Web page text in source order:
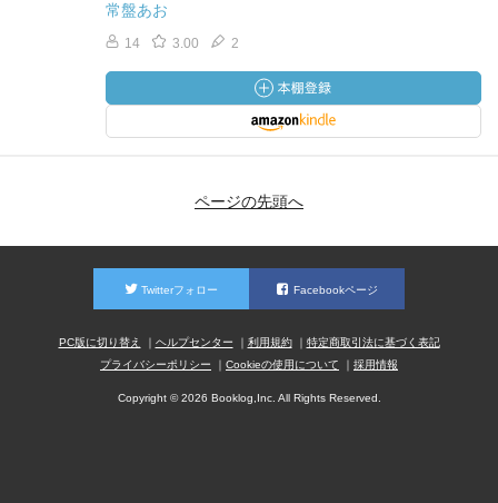
常盤あお
14 3.00 2
ページの先頭へ
Twitterフォロー Facebookページ
PC版に切り替え ヘルプセンター 利用規約
特定商取引法に基づく表記
プライバシーポリシー
Cookieの使用について 採用情報
Copyright © 2026 Booklog,Inc. All Rights Reserved.